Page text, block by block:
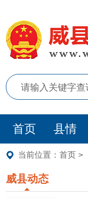
首页 县情
当前位置： 首页>
威县动态